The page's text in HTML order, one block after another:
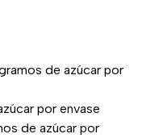
de azúcar por
por envase
de azúcar por